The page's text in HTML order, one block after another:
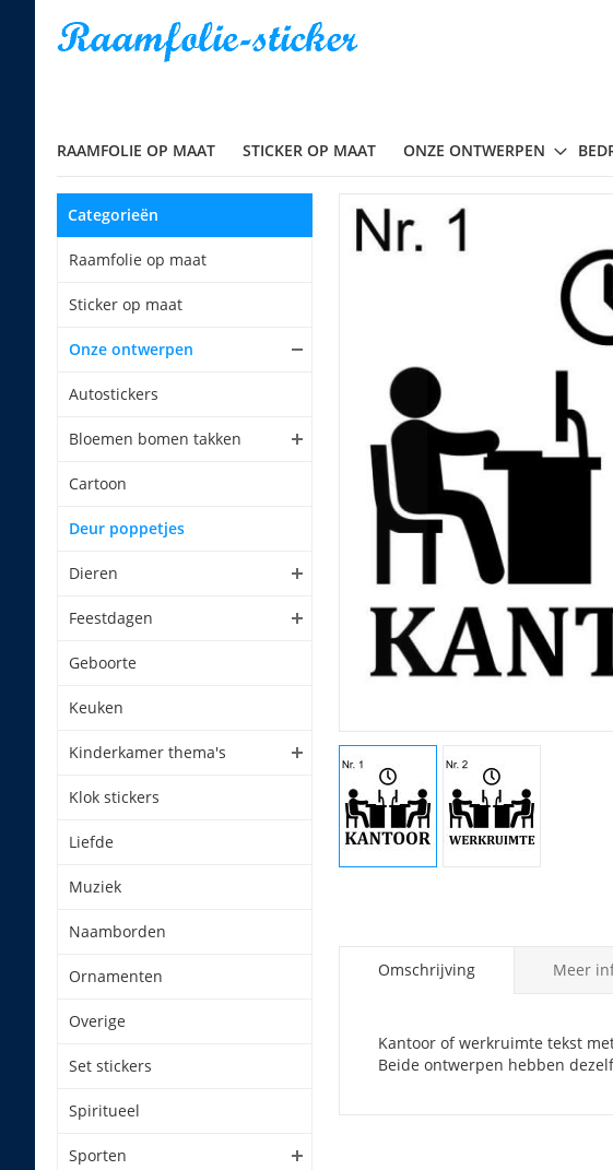
RAAMFOLIE OP MAAT STICKER OP MAAT ONZE ONTWERPEN
Omschrijving
Kantoor of werkruimte tekst
Beide ontwerpen hebben
Meer
Categorieën
Raamfolie op maat
Sticker op maat
Onze ontwerpen
Autostickers
Bloemen bomen takken
Cartoon
Deur poppetjes
Dieren
Feestdagen
Geboorte
Keuken
Kinderkamer thema's
Klok stickers
Liefde
Muziek
Naamborden
Ornamenten
Overige
Set stickers
Spiritueel
Sporten